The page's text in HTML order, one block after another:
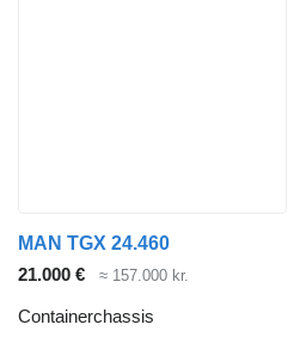
MAN TGX 24.460
21.000 €
≈ 157.000 kr.
Containerchassis